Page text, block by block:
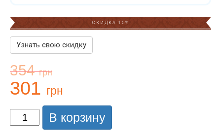
СКИДКА 15%
Узнать свою скидку
354грн
301 грн
В корзину